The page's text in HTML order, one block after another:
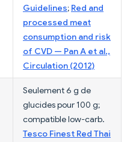
Guidelines; Red and
processed meat
consumption and risk
of CVD — Pan A et al.,
Circulation (2012)
Seulement 6 g de
glucides pour 100 g;
compatible low-carb.
Tesco Finest Red Thai